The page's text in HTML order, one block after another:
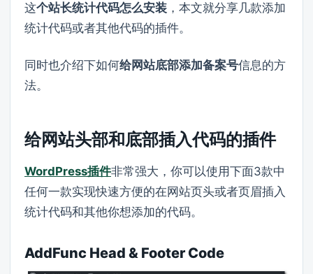
这个站长统计代码怎么安装 ，本文就分享几款添加
统计代码或者其他代码的插件。
同时也介绍下如何给网站底部添加备案号信息的方
法。
给网站头部和底部插入代码的插件
WordPress插件非常强大，你可以使用下面3款中
任何一款实现快速方便的在网站页头或者页眉插入
统计代码和其他你想添加的代码。
AddFunc Head & Footer Code